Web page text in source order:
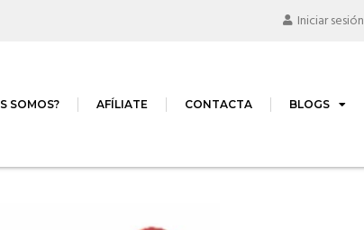
Iniciar sesión
SOMOS? AFÍLIATE CONTACTA BLOGS